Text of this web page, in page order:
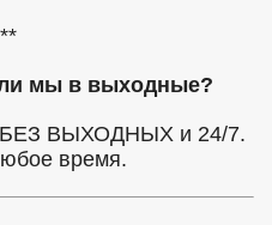
мы в выходные?
ВЫХОДНЫХ и 24/7.
время.